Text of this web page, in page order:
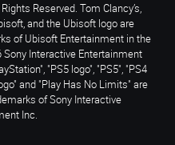
Reserved. Tom Clancy’s,
and the Ubisoft logo are
of Ubisoft Entertainment in the
Interactive Entertainment
"PS5 logo", "PS5", "PS4
and "Play Has No Limits" are
of Sony Interactive
Inc.